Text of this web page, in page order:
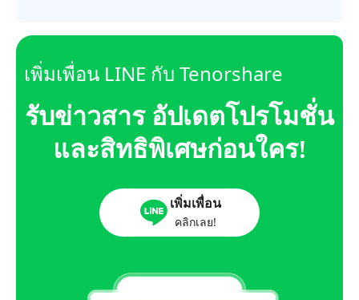
เพิ่มเพื่อน LINE กับ Tenorshare
รับข่าวสาร อัปเดตโปรโมชั่น
และสิทธิพิเศษก่อนใคร!
เพิ่มเพื่อน
คลิกเลย!